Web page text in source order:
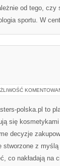
od tego, czy
sportu. W
polska.pl to
się
decyzje
stworzone z
co nakładają na